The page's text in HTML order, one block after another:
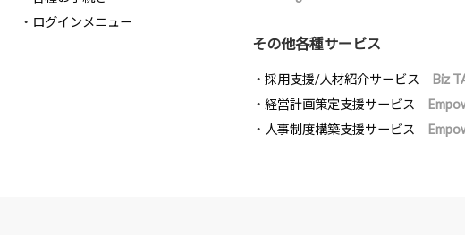
ログインメニュー
その他各種サービス
採用支援/人材紹介サービス
Biz
経営計画策定支援サービス
人事制度構築支援サービス